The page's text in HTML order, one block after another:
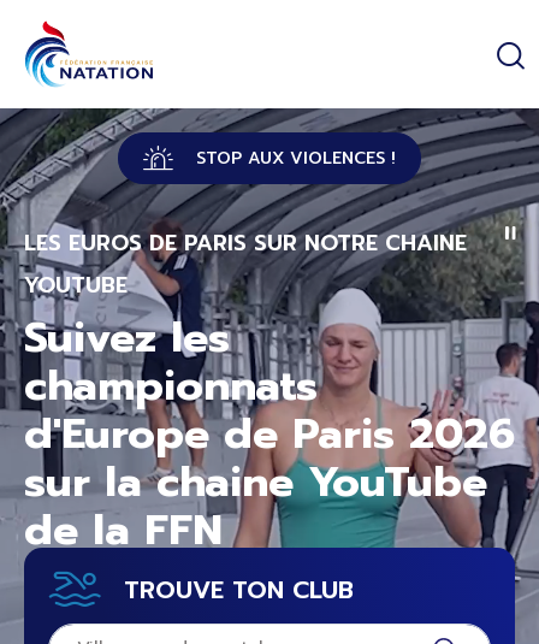
Passer au contenu principal
STOP AUX VIOLENCES !
LES EUROS DE PARIS SUR NOTRE CHAINE
YOUTUBE
Suivez les
championnats
d'Europe de Paris 2026
sur la chaine YouTube
de la FFN
TROUVE TON CLUB
Panneau de gestion des cookies